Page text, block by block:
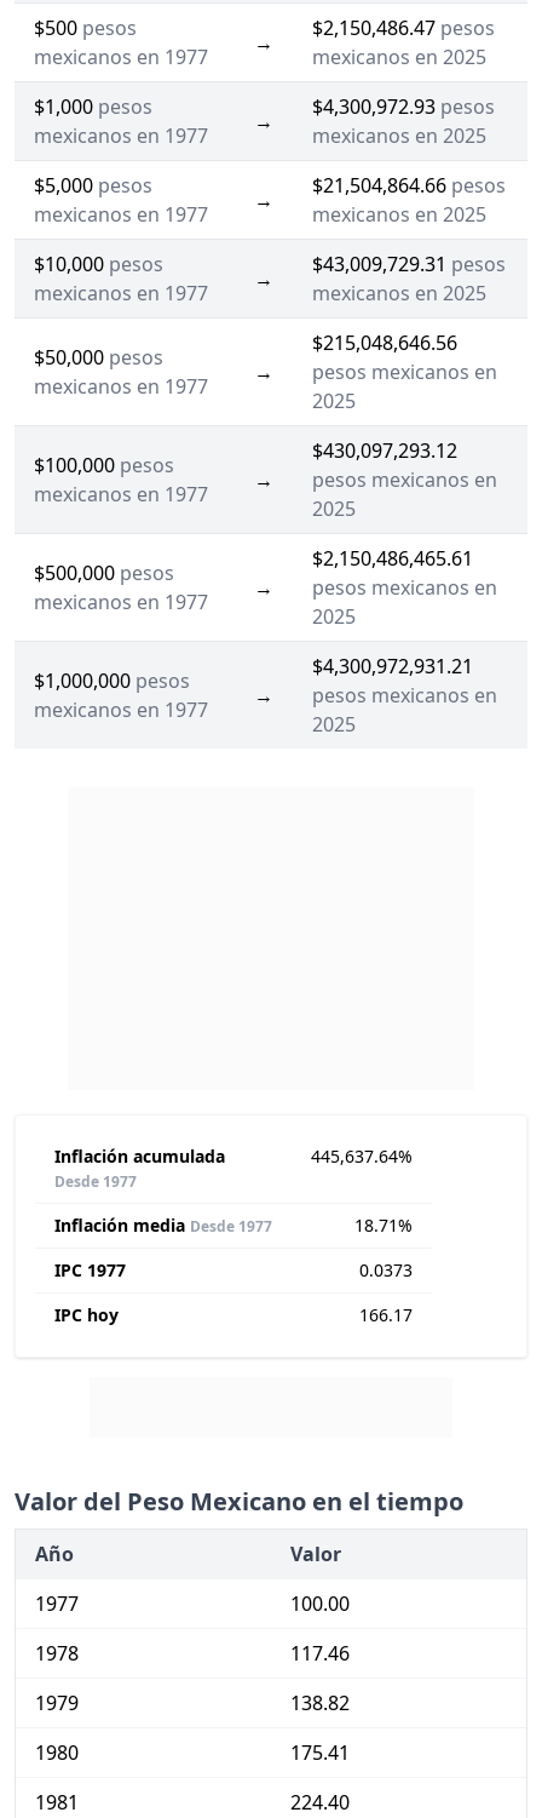
$500 pesos
mexicanos en 1977
→
$2,150,486.47 pesos
mexicanos en 2025
$1,000 pesos
mexicanos en 1977
→
$4,300,972.93 pesos
mexicanos en 2025
$5,000 pesos
mexicanos en 1977
→
$21,504,864.66 pesos
mexicanos en 2025
$10,000 pesos
mexicanos en 1977
→
$43,009,729.31 pesos
mexicanos en 2025
$50,000 pesos
mexicanos en 1977
→
$215,048,646.56
pesos mexicanos en
2025
$100,000 pesos
mexicanos en 1977
→
$430,097,293.12
pesos mexicanos en
2025
$500,000 pesos
mexicanos en 1977
→
$2,150,486,465.61
pesos mexicanos en
2025
$1,000,000 pesos
mexicanos en 1977
→
$4,300,972,931.21
pesos mexicanos en
2025
Inflación acumulada
Desde 1977
445,637.64%
Inflación media Desde 1977
18.71%
IPC 1977
0.0373
IPC hoy
166.17
Valor del Peso Mexicano en el tiempo
Año
Valor
1977
100.00
1978
117.46
1979
138.82
1980
175.41
1981
224.40